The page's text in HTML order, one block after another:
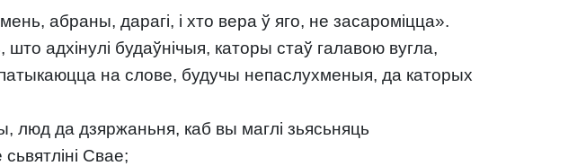
абраны, дарагі, і хто вера ў яго, не засароміцца».
адхінулі будаўнічыя, каторы стаў галавою вугла,
на слове, будучы непаслухменыя, да каторых
да дзяржаньня, каб вы маглі зьясьняць
Свае;